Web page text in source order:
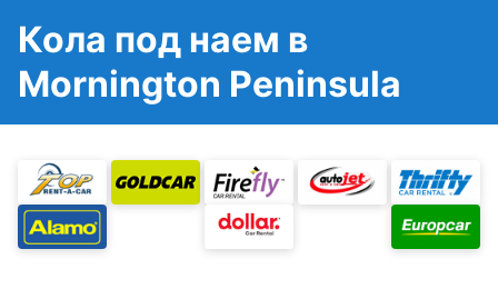
Кола под наем в
Mornington Peninsula